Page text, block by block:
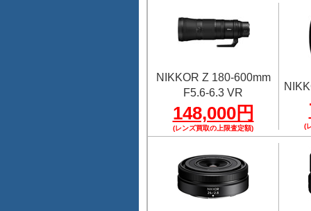
NIKKOR Z 180-600mm
F5.6-6.3 VR
148,000円
(レンズ買取の上限査定額) (